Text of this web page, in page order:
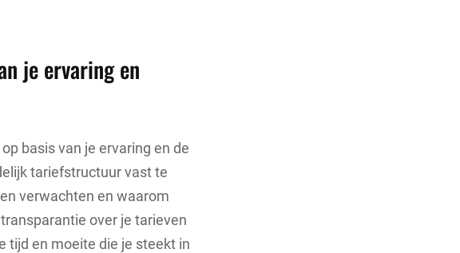
je ervaring en
basis van je ervaring en de
tariefstructuur vast te
verwachten en waarom
over je tarieven
tijd en moeite die je steekt in